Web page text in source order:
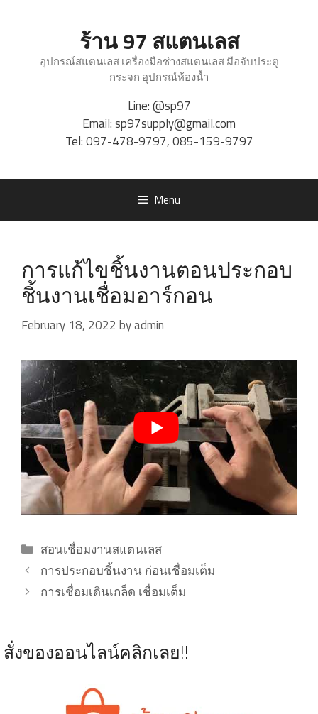
ร้าน 97 สแตนเลส
อุปกรณ์สแตนเลส เครื่องมือช่างสแตนเลส มือจับประตู
กระจก อุปกรณ์ห้องน้ำ
Line:@sp97
Email:sp97supply@gmail.com
Tel:097-478-9797,085-159-9797
Menu
การแก้ไขชิ้นงานตอนประกอบ
ชิ้นงานเชื่อมอาร์กอน
February 18, 2022 byadmin
Categories
สอนเชื่อมงานสแตนเลส
การประกอบชิ้นงาน ก่อนเชื่อมเต็ม
การเชื่อมเดินเกล็ด เชื่อมเต็ม
สั่งของออนไลน์คลิกเลย!!